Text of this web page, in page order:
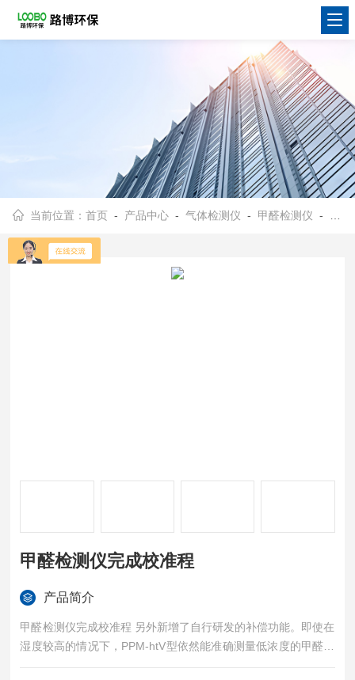
当前位置：首页 - 产品中心 -气体检测仪 - 甲醛检测仪 - PPM-htv甲醛检测仪完成校准程
甲醛检测仪完成校准程
产品简介
甲醛检测仪完成校准程 另外新增了自行研发的补偿功能。即使在
湿度较高的情况下，PPM-htV型依然能准确测量低浓度的甲醛，
其操作方便，校正简单。